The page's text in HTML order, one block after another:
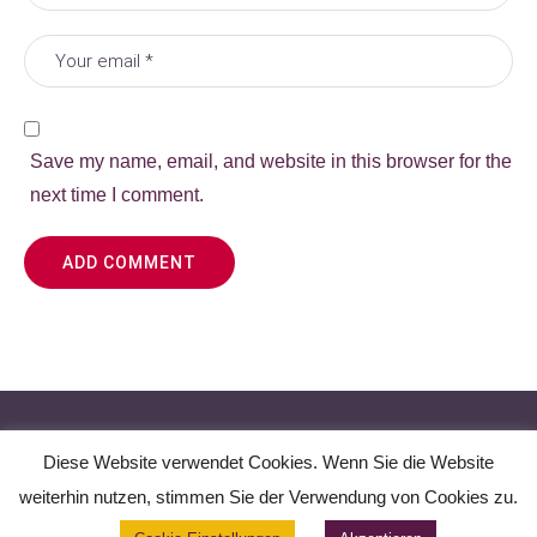
Save my name, email, and website in this browser for the
next time I comment.
Datenschutzerklärung/ Marella-Didáctica® / Copyright
© 2008-2026. Alle Rechte vorbehalten.
Diese Website verwendet Cookies. Wenn Sie die Website
weiterhin nutzen, stimmen Sie der Verwendung von Cookies zu.